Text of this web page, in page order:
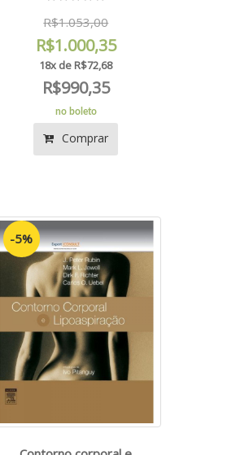
R$1.053,00
R$1.000,35
18x de R$72,68
R$990,35
no boleto
Comprar
-5%